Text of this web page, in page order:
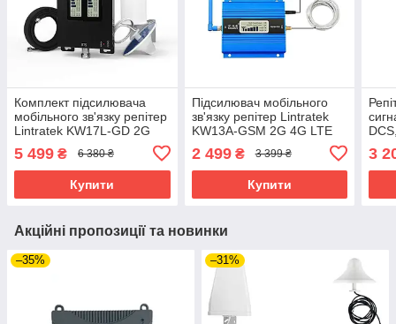
Комплект підсилювача
мобільного зв'язку репітер
Lintratek KW17L-GD 2G
5 499 ₴ 6 380 ₴
Купити
Підсилювач мобільного
зв'язку репітер Lintratek
KW13A-GSM 2G 4G LTE
900 МГц (антени 8 дБі +
термінальна)
2 499₴ 3 399 ₴
Купити
3
Акційні пропозиції та новинки
–35% –31%